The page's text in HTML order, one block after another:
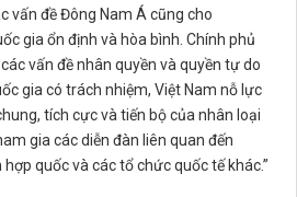
vấn đề Đông Nam Á cũng cho
gia ổn định và hòa bình. Chính phủ
vấn đề nhân quyền và quyền tự do
gia có trách nhiệm, Việt Nam nỗ lực
tích cực và tiến bộ của nhân loại
gia các diễn đàn liên quan đến
quốc và các tổ chức quốc tế khác.”